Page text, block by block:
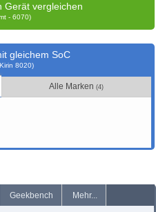
Gerät vergleichen
- 6070)
gleichem SoC
8020)
Alle Marken(4)
Geekbench Mehr...